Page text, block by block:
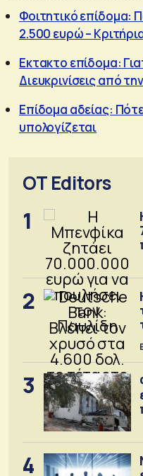
Φοιτητικό επίδομα:
2.500 ευρώ –
Εκτακτο επίδομα:
Διευκρινίσεις από
Επίδομα αδείας:
υπολογίζεται
OT Editors
1
2
3
4